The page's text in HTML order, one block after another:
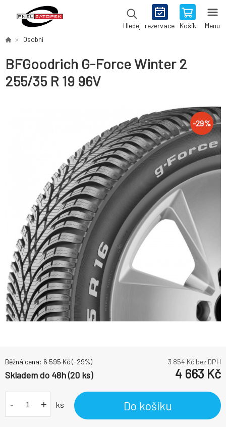
Hledej rezervace Košík Menu
Osobní
BFGoodrich G-Force Winter 2
255/35 R 19 96V
-29%
Běžná cena: 6 595Kč(-29%) 3 854 Kč bez DPH
Skladem do 48h (20 ks) 4 663 Kč
- + ks Do košíku